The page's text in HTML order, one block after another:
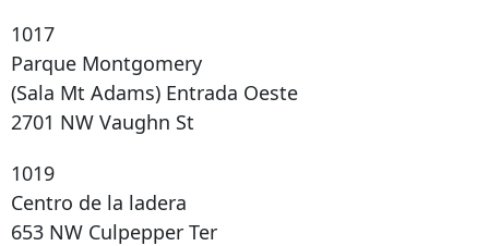
1017
Parque Montgomery
(Sala Mt Adams) Entrada Oeste
2701 NW Vaughn St
1019
Centro de la ladera
653 NW Culpepper Ter